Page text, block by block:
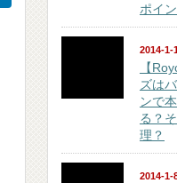
ポイ
2014-1-
【
ズは
ンで
る？
理？
2014-1-